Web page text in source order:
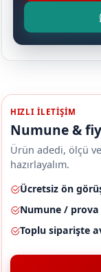
HIZLI ILETIŞIM
Numune &
Ürün adedi, ölçü ve
hazırlayalım.
Ücretsiz ön
Numune / prova
Toplu siparişte